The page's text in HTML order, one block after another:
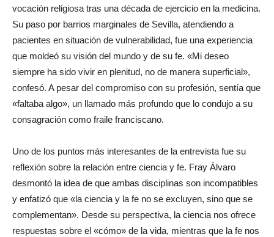
vocación religiosa tras una década de ejercicio en la medicina.
Su paso por barrios marginales de Sevilla, atendiendo a
pacientes en situación de vulnerabilidad, fue una experiencia
que moldeó su visión del mundo y de su fe. «Mi deseo
siempre ha sido vivir en plenitud, no de manera superficial»,
confesó. A pesar del compromiso con su profesión, sentía que
«faltaba algo», un llamado más profundo que lo condujo a su
consagración como fraile franciscano.
Uno de los puntos más interesantes de la entrevista fue su
reflexión sobre la relación entre ciencia y fe. Fray Álvaro
desmontó la idea de que ambas disciplinas son incompatibles
y enfatizó que «la ciencia y la fe no se excluyen, sino que se
complementan». Desde su perspectiva, la ciencia nos ofrece
respuestas sobre el «cómo» de la vida, mientras que la fe nos